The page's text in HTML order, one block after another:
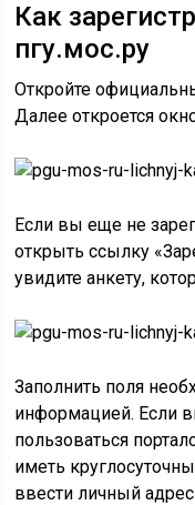
Как
пгу.мос.ру
Откройте
Далее откроется
Если вы еще не
открыть ссылку
увидите анкету,
Заполнить поля
информацией. Если
пользоваться
иметь
ввести личный